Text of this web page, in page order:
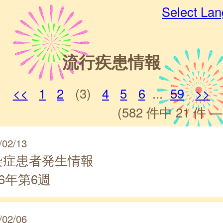
Select
流行疾患情報
<< 1 2 (3) 4 5 6 ... 59
>>
(582 件中 21 件
13
患者発生情報
年第6週
06